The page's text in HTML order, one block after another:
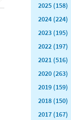
2025 (158)
2024 (224)
2023 (195)
2022 (197)
2021 (516)
2020 (263)
2019 (159)
2018 (150)
2017 (167)